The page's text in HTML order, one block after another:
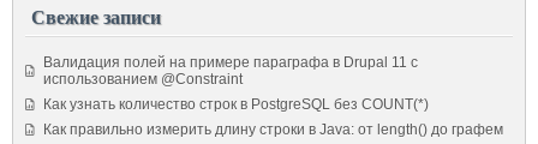
Свежие записи
Валидация полей на примере параграфа в Drupal 11 с
использованием @Constraint
Как узнать количество строк в PostgreSQL без COUNT(*)
Как правильно измерить длину строки в Java: от length() до графем